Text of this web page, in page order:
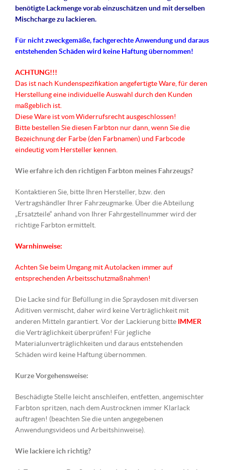
benötigte Lackmenge vorab einzuschätzen und mit derselben
Mischcharge zu lackieren.
Für nichtzweckgemäße, fachgerechte Anwendung und daraus
entstehenden Schäden wird keine Haftung übernommen!
ACHTUNG!!!
Das ist nach Kundenspezifikation angefertigte Ware, für deren
Herstellung eine individuelle Auswahl durch den Kunden
maßgeblich ist.
Diese Ware ist vom Widerrufsrecht ausgeschlossen!
Bitte bestellen Sie diesen Farbton nur dann, wenn Sie die
Bezeichnung der Farbe (den Farbnamen) und Farbcode
eindeutig vom Hersteller kennen.
Wie erfahre ich den richtigen Farbton meines Fahrzeugs?
Kontaktieren Sie, bitte Ihren Hersteller, bzw. den
Vertragshändler Ihrer Fahrzeugmarke. Über die Abteilung
„Ersatzteile“ anhand von Ihrer Fahrgestellnummer wird der
richtige Farbton ermittelt.
Warnhinweise:
Achten Sie beim Umgang mit Autolacken immer auf
entsprechenden Arbeitsschutzmaßnahmen!
Die Lacke sind für Befüllung in die Spraydosen mit diversen
Aditiven vermischt, daher wird keine Verträglichkeit mit
anderen Mitteln garantiert. Vor der Lackierung bitte IMMER
die Verträglichkeit überprüfen! Für jegliche
Materialunverträglichkeiten und daraus entstehenden
Schäden wird keine Haftung übernommen.
Kurze Vorgehensweise:
Beschädigte Stelle leicht anschleifen, entfetten, angemischter
Farbton spritzen, nach dem Austrocknen immer Klarlack
auftragen! (beachten Sie die unten angegebenen
Anwendungsvideos und Arbeitshinweise).
Wie lackiere ich richtig?